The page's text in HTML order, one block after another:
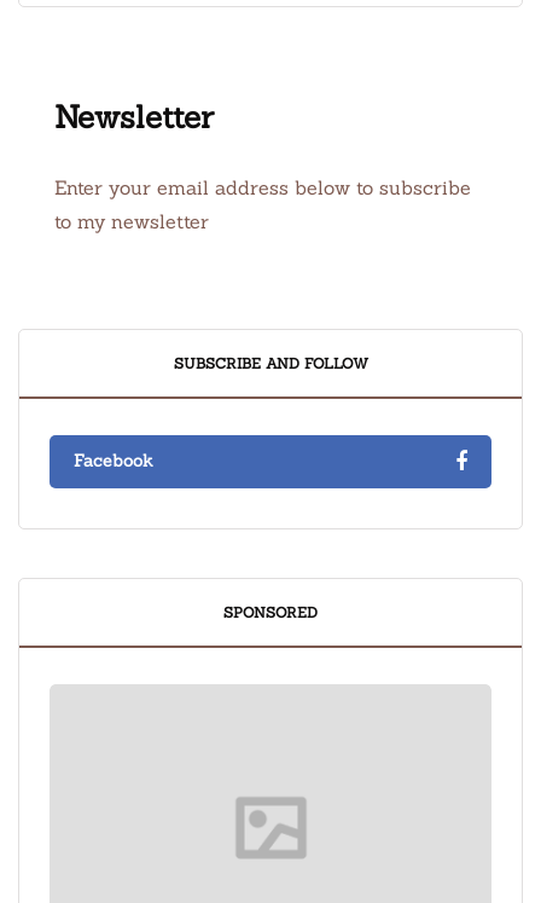
Newsletter
Enter your email address below to subscribe
to my newsletter
SUBSCRIBE AND FOLLOW
Facebook
SPONSORED